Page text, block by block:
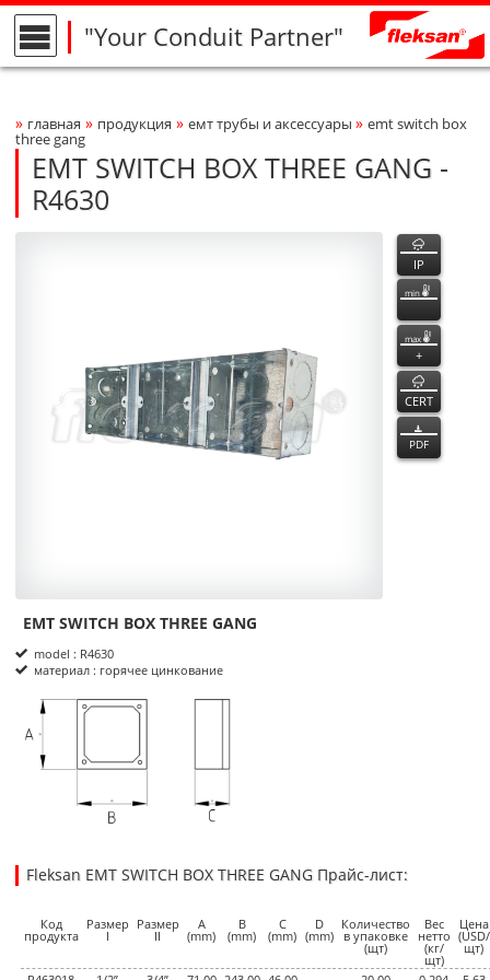
"Your Conduit Partner"
Breadcrumbs Navigation
» главная » продукция » емт трубы и аксессуары » emt switch box
three gang
EMT SWITCH BOX THREE GANG -
R4630
R4630
R4630 функции
IP
min
max
+
CERT
PDF
Product Informations
EMT SWITCH BOX THREE GANG
model : R4630
материал : горячее цинкование
размеры
Fleksan EMT SWITCH BOX THREE GANG Прайс-лист:
Код
продукта
Размер
I
Размер
II
A
(mm)
B
(mm)
C
(mm)
D
(mm)
Количество
в упаковке
(щт)
Вес
нетто
(кг/
щт)
Цена
(USD/
щт)